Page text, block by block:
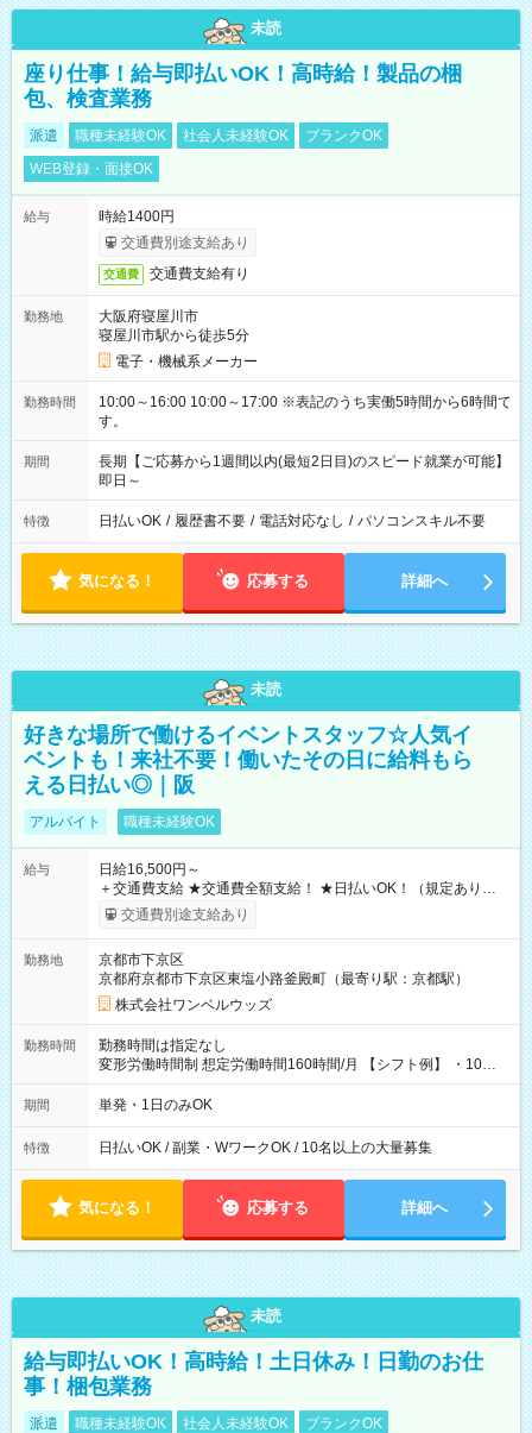
未読
座り仕事！給与即払いOK！高時給！製品の梱
包、検査業務
派遣 職種未経験OK 社会人未経験OK
ブランクOK
WEB登録・面接OK
給与
時給1400円
交通費別途支給あり
交通費 交通費支給有り
勤務地
大阪府寝屋川市
寝屋川市駅から徒歩5分
電子・機械系メーカー
勤務時間
10:00～16:00 10:00～17:00 ※表記のうち実働5時間から6時間で
す。
期間
長期【ご応募から1週間以内(最短2日目)のスピード就業が可能】
即日～
特徴 日払いOK / 履歴書不要 / 電話対応なし / パソコンスキル不要
気になる！ 応募する 詳細へ
未読
好きな場所で働けるイベントスタッフ☆人気イ
ベントも！来社不要！働いたその日に給料もら
える日払い◎｜阪
アルバイト 職種未経験OK
給与
日給16,500円～
＋交通費支給 ★交通費全額支給！ ★日払いOK！（規定あり） ┗
働いたその日に現金GET♪ お仕事後はコンビニATMから 日払
交通費別途支給あり
勤務地
京都市下京区
京都府京都市下京区東塩小路釜殿町（最寄り駅：京都駅）
株式会社ワンベルウッズ
勤務時間
勤務時間は指定なし
変形労働時間制 想定労働時間160時間/月 【シフト例】 ・10：
00～20：00
期間 単発・1日のみOK
特徴 日払いOK / 副業・WワークOK / 10名以上の大量募集
気になる！ 応募する 詳細へ
未読
給与即払いOK！高時給！土日休み！日勤のお仕
事！梱包業務
派遣 職種未経験OK 社会人未経験OK
ブランクOK